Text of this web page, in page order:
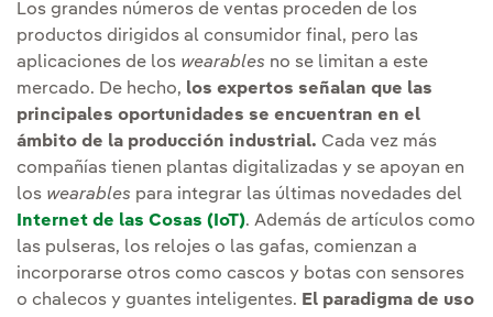
Los grandes números de ventas proceden de los
productos dirigidos al consumidor final, pero las
aplicaciones de los wearables no se limitan a este
mercado. De hecho, los expertos señalan que las
principales oportunidades se encuentran en el
ámbito de la producción industrial. Cada vez más
compañías tienen plantas digitalizadas y se apoyan en
los wearables para integrar las últimas novedades del
Internet de las Cosas (IoT). Además de artículos como
las pulseras, los relojes o las gafas, comienzan a
incorporarse otros como cascos y botas con sensores
o chalecos y guantes inteligentes. El paradigma de uso